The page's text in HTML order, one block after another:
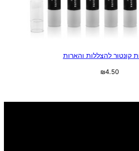
קונטור להצללות והארות
₪4.50